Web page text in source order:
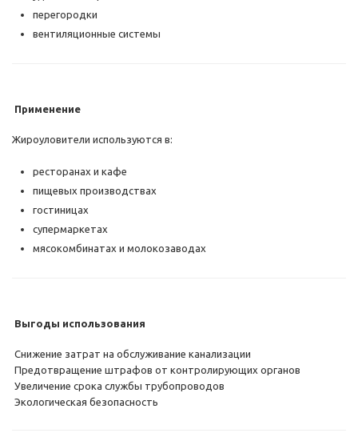
перегородки
вентиляционные системы
Применение
Жироуловители используются в:
ресторанах и кафе
пищевых производствах
гостиницах
супермаркетах
мясокомбинатах и молокозаводах
Выгоды использования
Снижение затрат на обслуживание канализации
Предотвращение штрафов от контролирующих органов
Увеличение срока службы трубопроводов
Экологическая безопасность